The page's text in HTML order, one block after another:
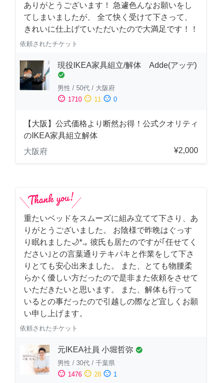
ありがとうございます！ 急遽色んなお願いをし
てしまいましたが、 全て快く受けて下さって、
きれいに仕上げていただいたので大満足です！！
依頼されたチケット
現役IKEA家具組立/解体 Adde(アッデ)
check_circle
男性 / 50代 / 大阪府
sentiment_satisfied 1710 sentiment_neutral 11 sentiment_dissatisfied 0
【大阪】公式価格より断然お得！公式クオリティ
のIKEA家具組立解体
大阪府
¥2,000
重たいベッドをスムーズに組み立てて下さり、あ
りがとうございました。 お陰様で昨晩はぐっす
り眠れました🌙*.｡ 彼氏も居たのですが｢任せてく
ださい｣との言葉通りテキパキと作業をして下さ
りとても安心出来ました。 また、とても物腰柔
らかく優しい方だったので是非また依頼をさせて
いただきたいと思います。 また、解体も行って
いるとの事だったので引越しの際など宜しくお願
い申し上げます。
依頼されたチケット
元IKEA社員 小堀哲弥 check_circle
男性 / 30代 / 千葉県
sentiment_satisfied 1476 sentiment_neutral 28 sentiment_dissatisfied 1